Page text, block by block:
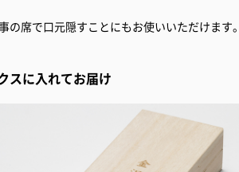
の席で口元隠すことにもお使いいただけます。
スに入れてお届け